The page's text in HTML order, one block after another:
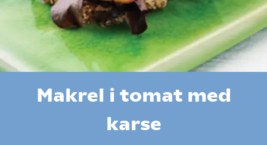
Makrel i tomat med
karse